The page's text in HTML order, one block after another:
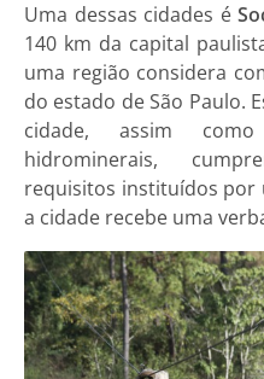
Uma dessas cidades é
140 km da capital
uma região considera
do estado de São Paulo.
cidade, assim
hidrominerais,
requisitos instituídos por
a cidade recebe uma